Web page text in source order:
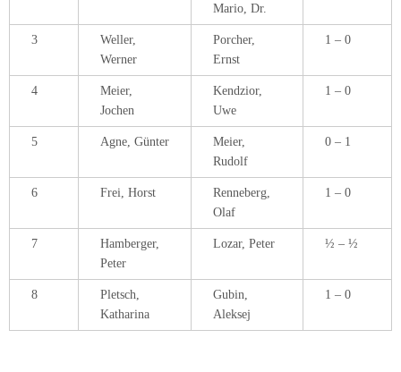
Mario, Dr.
3
Weller,
Werner
Porcher,
Ernst
1 – 0
4
Meier,
Jochen
Kendzior,
Uwe
1 – 0
5 Agne, Günter
Meier,
Rudolf
0 – 1
6 Frei, Horst
Renneberg,
Olaf
1 – 0
7
Hamberger,
Peter
Lozar, Peter ½ – ½
8
Pletsch,
Katharina
Gubin,
Aleksej
1 – 0